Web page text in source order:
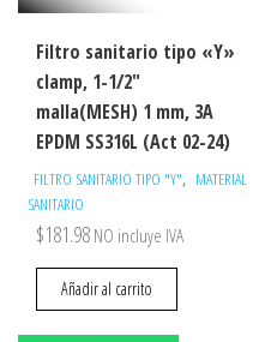
Filtro sanitario tipo «Y»
clamp, 1-1/2″
malla(MESH) 1 mm, 3A
EPDM SS316L (Act 02-24)
FILTRO SANITARIO TIPO "Y", MATERIAL
SANITARIO
$181.98 NO incluye IVA
Añadir al carrito